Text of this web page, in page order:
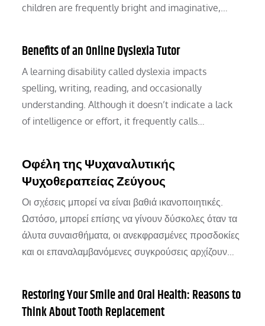
children are frequently bright and imaginative,…
Benefits of an Online Dyslexia Tutor
A learning disability called dyslexia impacts
spelling, writing, reading, and occasionally
understanding. Although it doesn’t indicate a lack
of intelligence or effort, it frequently calls…
Οφέλη της Ψυχαναλυτικής
Ψυχοθεραπείας Ζεύγους
Οι σχέσεις μπορεί να είναι βαθιά ικανοποιητικές.
Ωστόσο, μπορεί επίσης να γίνουν δύσκολες όταν τα
άλυτα συναισθήματα, οι ανεκφρασμένες προσδοκίες
και οι επαναλαμβανόμενες συγκρούσεις αρχίζουν…
Restoring Your Smile and Oral Health: Reasons to
Think About Tooth Replacement